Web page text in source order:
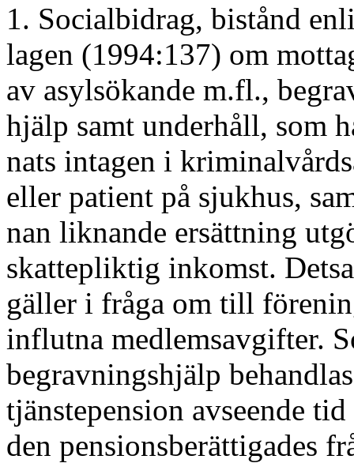
1. Socialbidrag, bistånd
lagen (1994:137) om
av asylsökande m.fl.,
hjälp samt underhåll, som
nats intagen i
eller patient på sjukhus,
nan liknande ersättning
skattepliktig inkomst.
gäller i fråga om till
influtna medlemsavgifter.
begravningshjälp
tjänstepension avseende
den pensionsberättigades